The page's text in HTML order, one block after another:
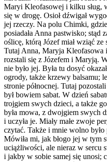
Maryi Kleofasowej i kilku sług,
się w drogę. Osioł dźwigał
jej rzeczy. Na polu Chimki,
posiadała Anna pastwisko; stąd
oślicę, którą Józef miał wziąć ze
Tutaj Anna, Maryja Kleofasowa
rozstali się z Józefem i Maryją.
nie było jej. Była tu dosyć
ogrody, także krzewy balsamu;
stronie północnej. Tutaj
był bowiem sabat. W dzień
trojgiem swych dzieci, a także
była mowa, z dwojgiem swych
i uczyła je. Miały małe zwoje
czytać. Także i mnie wolno
Mówiła mi, jak błogo jej w tym
uciążliwości, ale nieraz w sercu
i jakby w sobie samej się unosi;